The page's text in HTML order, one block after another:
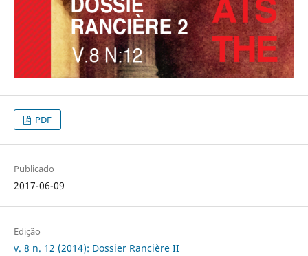
PDF
Publicado
2017-06-09
Edição
v. 8 n. 12 (2014): Dossier Rancière II